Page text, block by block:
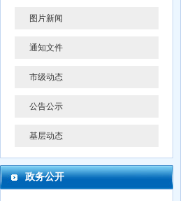
图片新闻
通知文件
市级动态
公告公示
基层动态
政务公开